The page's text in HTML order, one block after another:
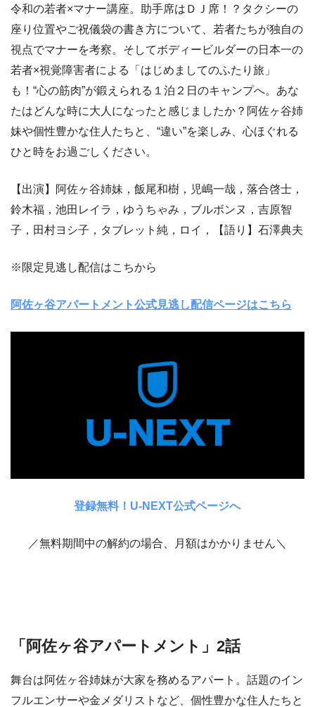
令和の若者×マナー講座。助手席はＤＪ席！？タクシーの
座り位置やご祝儀袋の書き方について、若者たちが独自の
視点でマナーを考察。そしてボディービルダーの日本一の
若者×視覚障害者による「はじめましてのふたり旅」
も！“心の筋肉”が鍛えられる１泊２日のキャンプへ。あな
たはどんな時に大人になったと感じましたか？阿佐ヶ谷姉
妹や個性豊かな住人たちと、“違い”を楽しみ、心ほぐれる
ひと時をお過ごしください。
【出演】阿佐ヶ谷姉妹，飯尾和樹，児嶋一哉，落合啓士，
鈴木福，池田レイラ，ゆうちゃみ，ブルボンヌ，吉原智
子，田村ヨシ子，タブレット純，ロイ，【語り】石澤典夫
※限定見逃し配信はこちから
阿佐ヶ谷アパートメント公式見逃し配信ページはこちら
登録無料！U-NEXT公式ページへ
／無料期間中の解約の場合、月額はかかりません＼
「阿佐ヶ谷アパートメント」2話
舞台は阿佐ヶ谷姉妹が大家を務めるアパート。話題のイン
フルエンサーや金メダリストなど、個性豊かな住人たちと